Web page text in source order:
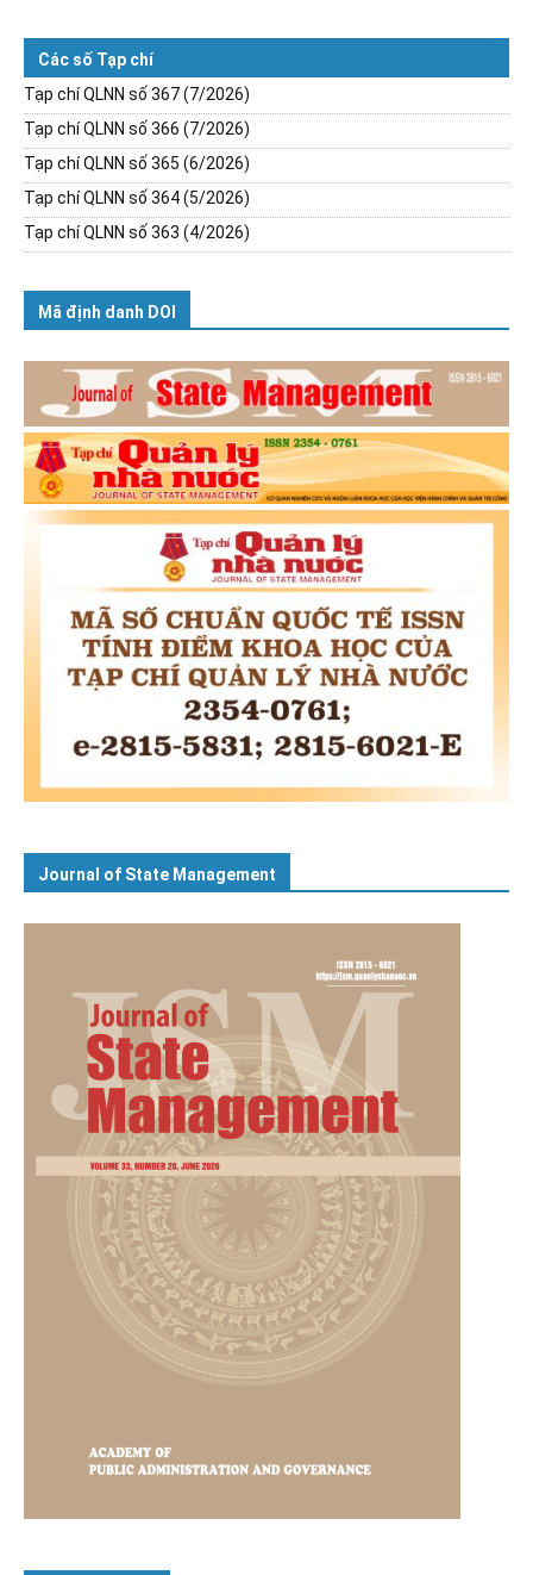
Các số Tạp chí
Tạp chí QLNN số 367 (7/2026)
Tạp chí QLNN số 366 (7/2026)
Tạp chí QLNN số 365 (6/2026)
Tạp chí QLNN số 364 (5/2026)
Tạp chí QLNN số 363 (4/2026)
Mã định danh DOI
Journal of State Management